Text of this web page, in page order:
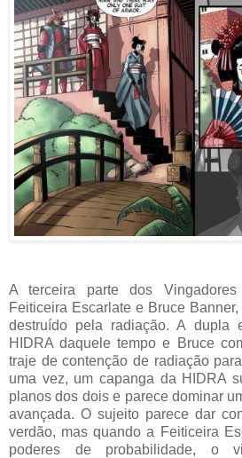
A terceira parte dos
Feiticeira Escarlate e Bruce
destruído pela radiação. A dupla
HIDRA daquele tempo e Bruce
traje de contenção de radiação
uma vez, um capanga da HIDRA
planos dos dois e parece dominar
avançada. O sujeito parece dar
verdão, mas quando a Feiticeira
poderes de probabilidade, o